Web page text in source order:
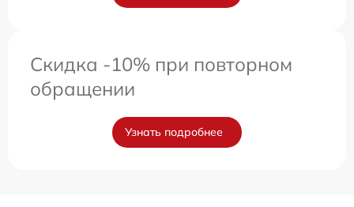
Скидка -10% при повторном
обращении
Узнать подробнее